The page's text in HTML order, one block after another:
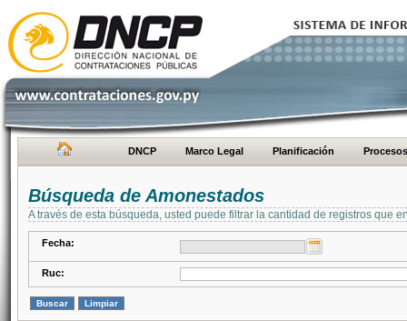
DNCP Marco Legal Planificación Procesos
Búsqueda de Amonestados
A través de esta búsqueda, usted puede filtrar la cantidad de registros que
Fecha:
Ruc: